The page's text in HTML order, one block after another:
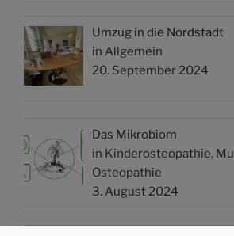
Umzug in die Nordstadt
in Allgemein
20. September 2024
Das Mikrobiom
in Kinderosteopathie,
Osteopathie
3. August 2024